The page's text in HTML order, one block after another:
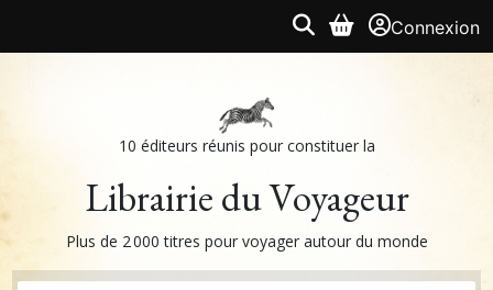
Connexion
10 éditeurs réunis pour constituer la
Librairie du Voyageur
Plus de 2 000 titres pour voyager autour du monde